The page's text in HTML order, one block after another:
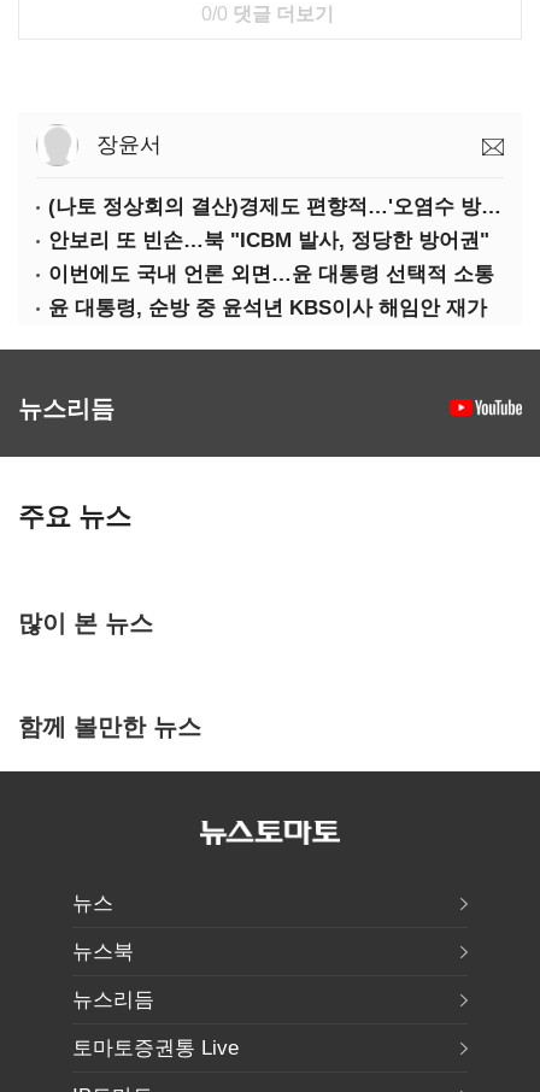
0/0 댓글 더보기
장윤서
(나토 정상회의 결산)경제도 편향적…'오염수 방류'만 용인
안보리 또 빈손…북 "ICBM 발사, 정당한 방어권"
이번에도 국내 언론 외면…윤 대통령 선택적 소통
윤 대통령, 순방 중 윤석년 KBS이사 해임안 재가
뉴스리듬
주요 뉴스
많이 본 뉴스
함께 볼만한 뉴스
뉴스
뉴스북
뉴스리듬
토마토증권통 Live